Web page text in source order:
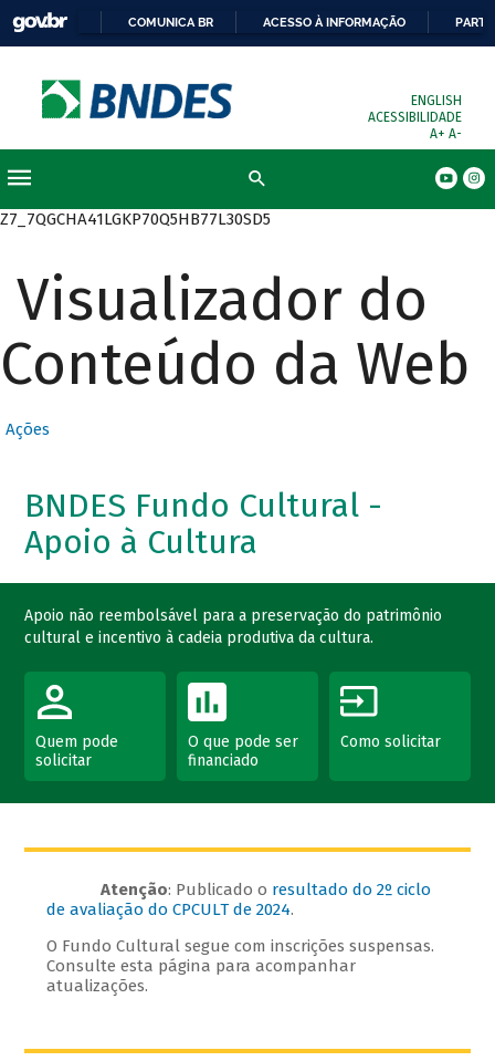
COMUNICA BR ACESSO À INFORMAÇÃO
ENGLISH
ACESSIBILIDADE
A+ A-
Z7_7QGCHA41LGKP70Q5HB77L30SD5
Visualizador do
Conteúdo da Web
Ações
BNDES Fundo Cultural -
Apoio à Cultura
Apoio não reembolsável para a preservação do patrimônio
cultural e incentivo à cadeia produtiva da cultura.
Quem pode
solicitar
O que pode ser
financiado
Como solicitar
Atenção: Publicado o resultado do 2º ciclo
de avaliação do CPCULT de 2024.
O Fundo Cultural segue com inscrições suspensas.
Consulte esta página para acompanhar
atualizações.